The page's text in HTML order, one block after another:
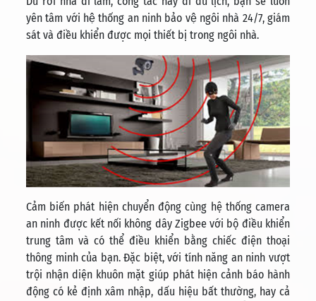
yên tâm với hệ thống an ninh bảo vệ ngôi nhà 24/7, giám
sát và điều khiển được mọi thiết bị trong ngôi nhà.
Cảm biến phát hiện chuyển động cùng hệ thống camera
an ninh được kết nối không dây Zigbee với bộ điều khiển
trung tâm và có thể điều khiển bằng chiếc điện thoại
thông minh của bạn.Đặc biệt, với tính năng an ninh vượt
trội nhận diện khuôn mặt giúp phát hiện cảnh báo hành
động có kẻ định xâm nhập, dấu hiệu bất thường, hay cả